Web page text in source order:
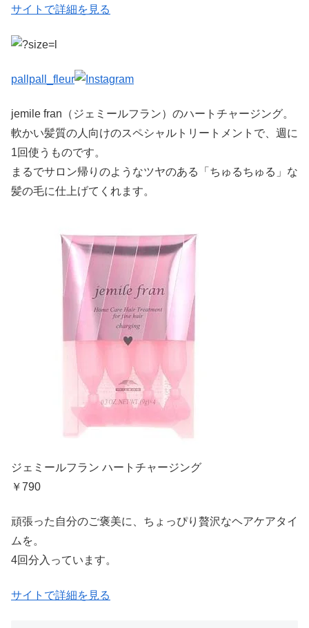
サイトで詳細を見る
pallpall_fleur
jemile fran（ジェミールフラン）のハートチャージング。
軟かい髪質の人向けのスペシャルトリートメントで、週に
1回使うものです。
まるでサロン帰りのようなツヤのある「ちゅるちゅる」な
髪の毛に仕上げてくれます。
ジェミールフラン ハートチャージング
￥790
頑張った自分のご褒美に、ちょっぴり贅沢なヘアケアタイ
ムを。
4回分入っています。
サイトで詳細を見る